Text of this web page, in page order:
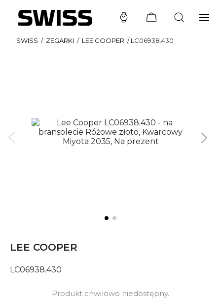
SWISS / ZEGARKI / LEE COOPER /LC06938.430
LEE COOPER
LC06938.430
Produkt chwilowo niedostępny.